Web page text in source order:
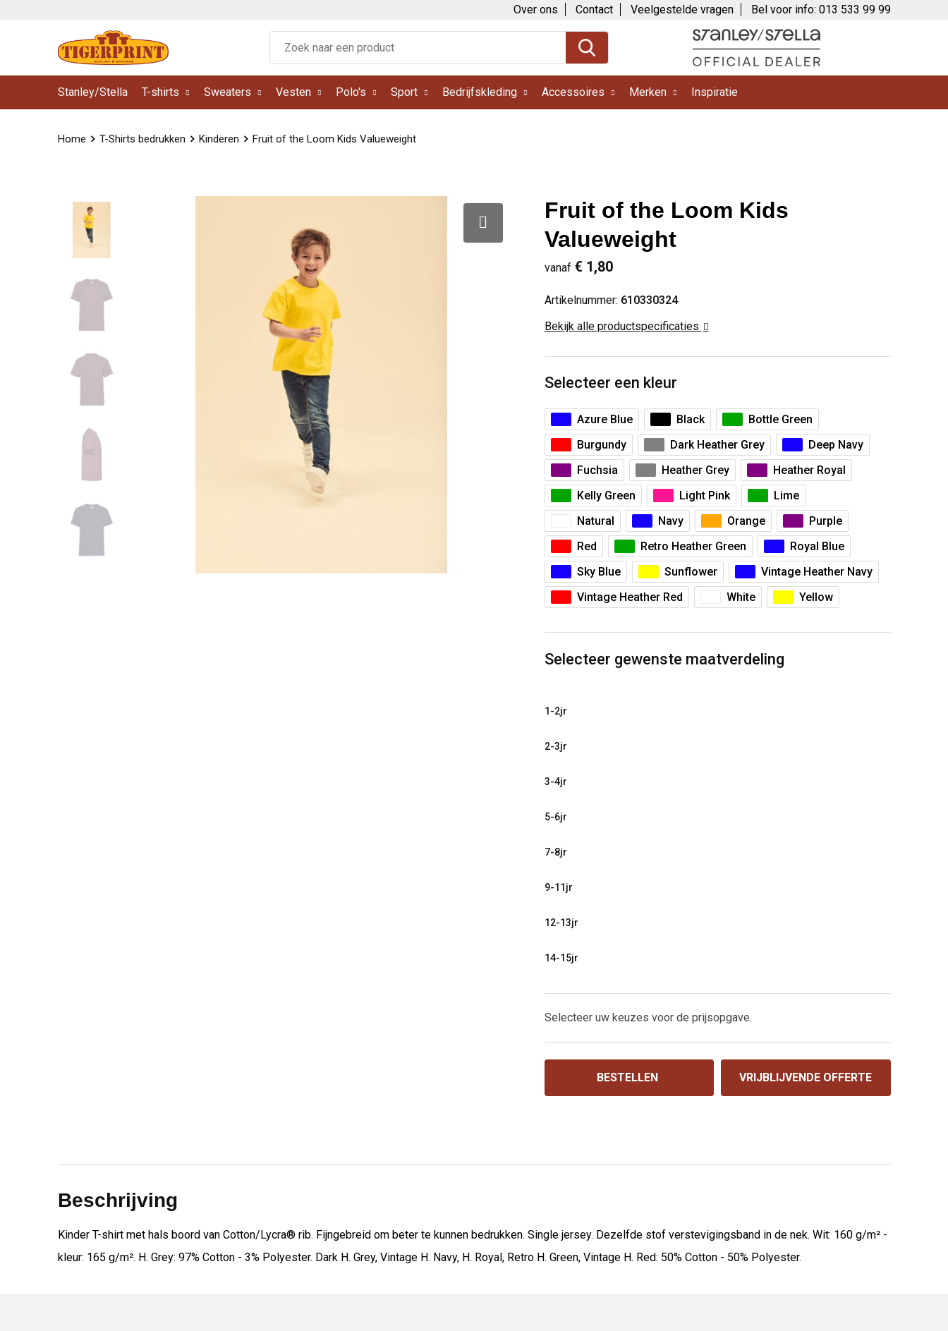
Over ons Contact Veelgestelde vragen Bel voor info: 013 533 99 99
Stanley/Stella T-shirts Sweaters Vesten Polo's Sport Bedrijfskleding Accessoires Merken Inspiratie
Home T-Shirts bedrukken Kinderen Fruit of the Loom Kids Valueweight
Fruit of the Loom Kids
Valueweight
vanaf € 1,80
Artikelnummer: 610330324
Bekijk alle productspecificaties
Selecteer een kleur
Azure Blue Black
Bottle Green
Burgundy
Dark Heather Grey
Deep Navy
Fuchsia
Heather Grey
Heather Royal
Kelly Green
Light Pink
Lime
Natural
Navy Orange
Purple
Red
Retro Heather Green
Royal Blue
Sky Blue
Sunflower
Vintage Heather Navy
Vintage Heather Red
White Yellow
Selecteer gewenste maatverdeling
1-2jr
2-3jr
3-4jr
5-6jr
7-8jr
9-11jr
12-13jr
14-15jr
Selecteer uw keuzes voor de prijsopgave.
BESTELLEN VRIJBLIJVENDE OFFERTE
Beschrijving
Kinder T-shirt met hals boord van Cotton/Lycra® rib. Fijngebreid om beter te kunnen bedrukken. Single jersey. Dezelfde stof verstevigingsband in de nek. Wit: 160 g/m² -
kleur: 165 g/m². H. Grey: 97% Cotton - 3% Polyester. Dark H. Grey, Vintage H. Navy, H. Royal, Retro H. Green, Vintage H. Red: 50% Cotton - 50% Polyester.